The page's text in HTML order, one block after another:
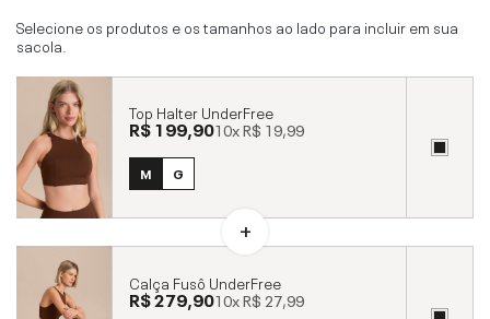
Selecione os produtos e os tamanhos ao lado para incluir em sua
sacola.
Top Halter UnderFree
R$ 199,9010xR$ 19,99
M G
Calça Fusô UnderFree
R$ 279,9010xR$ 27,99